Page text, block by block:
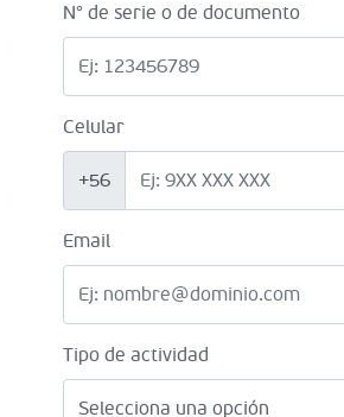
N° de serie o de documento
Celular
+56
Email
Tipo de actividad